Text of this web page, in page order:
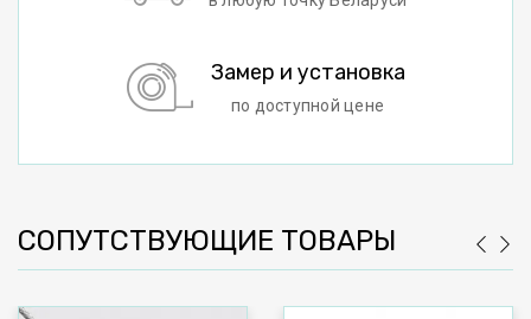
Замер и установка
по доступной цене
СОПУТСТВУЮЩИЕ ТОВАРЫ